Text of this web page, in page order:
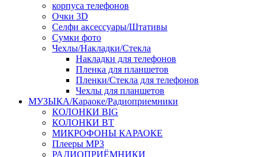
корпуса телефонов
Очки 3D
Селфи аксессуары/Штативы
Сумки фото
Чехлы/Накладки/Стекла
Накладки для телефонов
Пленка для планшетов
Пленки/Стекла для телефонов
Чехлы для планшетов
МУЗЫКА/Караоке/Радиоприемники
КОЛОНКИ BIG
КОЛОНКИ BT
МИКРОФОНЫ КАРАОКЕ
Плееры MP3
РАДИОПРИЁМНИКИ